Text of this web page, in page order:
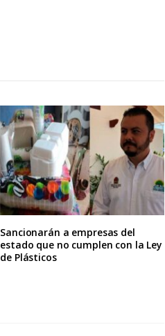
Sancionarán a empresas del
estado que no cumplen con la Ley
de Plásticos